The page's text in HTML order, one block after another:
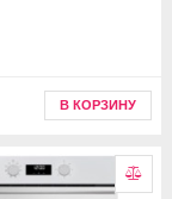
В КОРЗИНУ